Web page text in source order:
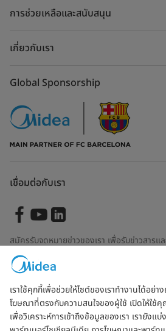
การช่วยเหลือและสนับสนุน
เกี่ยวกับเรา
Global Sponsorship
เชื่อมต่อกับเรา
สมัครรับจดหมายข่าวของเรา เพื่อรับข่าวสาร
ล่าสุด
ตรวจสอบเพื่อดูว่าเราจัดการข้อมูลของคุ
เราใช้คุกกี้เพื่อช่วยให้ไซต์ของเราทำงานได้อย่
โฆษณาที่ตรงกับความสนใจของผู้ใช้ เปิดให้ใช้
เพื่อวิเคราะห์การเข้าถึงข้อมูลของเรา เรายังแ